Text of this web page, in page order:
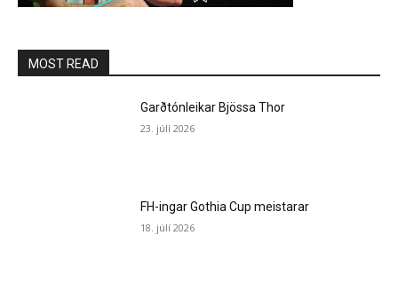
MOST READ
Garðtónleikar Bjössa Thor
23. júlí 2026
FH-ingar Gothia Cup meistarar
18. júlí 2026